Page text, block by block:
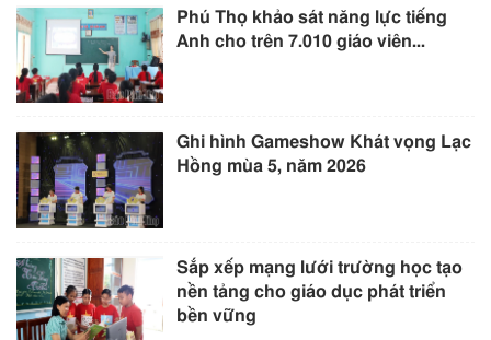
Phú Thọ khảo sát năng lực tiếng
Anh cho trên 7.010 giáo viên...
Ghi hình Gameshow Khát vọng Lạc
Hồng mùa 5, năm 2026
Sắp xếp mạng lưới trường học tạo
nền tảng cho giáo dục phát triển
bền vững